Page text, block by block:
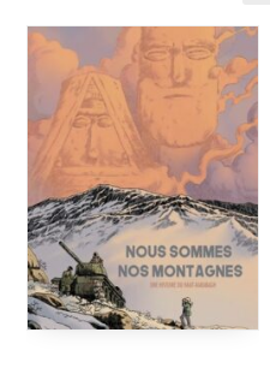
plus
récent
plus
ancien